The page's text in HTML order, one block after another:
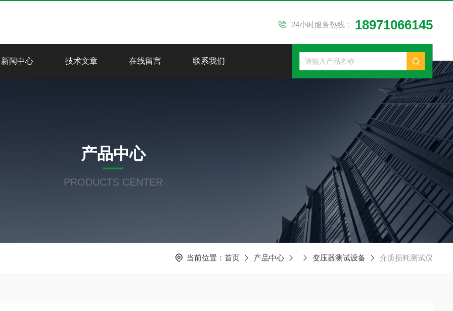
24小时服务热线： 18971066145
新闻中心 技术文章 在线留言 联系我们
产品中心
PRODUCTS CENTER
当前位置： 首页 产品中心 变压器测试设备 介质损耗测试仪